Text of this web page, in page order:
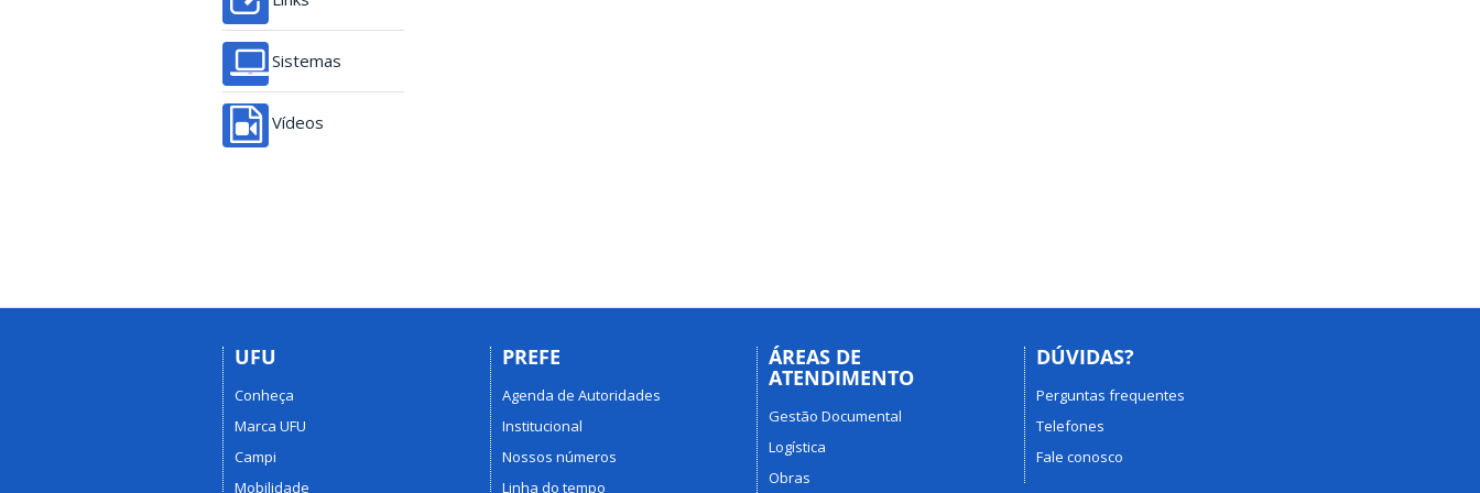
Sistemas
Vídeos
UFU
Conheça
Marca UFU
Campi
Mobilidade
PREFE
Agenda de Autoridades
Institucional
Nossos números
Linha do tempo
ÁREAS DE
ATENDIMENTO
Gestão Documental
Logística
Obras
DÚVIDAS?
Perguntas frequentes
Telefones
Fale conosco